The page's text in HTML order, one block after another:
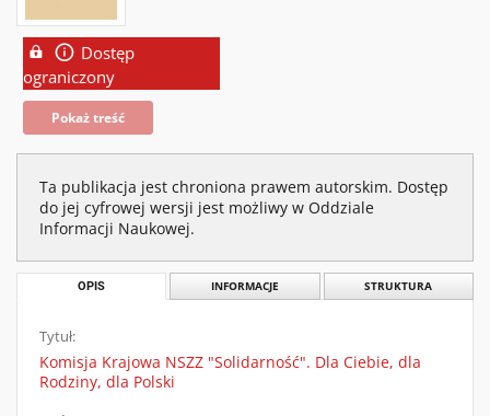
Dostęp
ograniczony
Pokaż treść
Ta publikacja jest chroniona prawem autorskim. Dostęp
do jej cyfrowej wersji jest możliwy w Oddziale
Informacji Naukowej.
OPIS INFORMACJE STRUKTURA
Tytuł:
Komisja Krajowa NSZZ "Solidarność". Dla Ciebie, dla
Rodziny, dla Polski